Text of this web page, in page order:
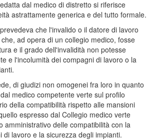
dal medico di distretto si riferisce
astrattamente generica e del tutto formale.
che l'invalido o il datore di lavoro
ad opera di un collegio medico, fosse
e il grado dell'invalidità non potesse
e l'incolumità dei compagni di lavoro o la
di giudizi non omogenei fra loro in quanto
medico competente verte sul profilo
della compatibilità rispetto alle mansioni
espresso dal Collegio medico verte
amministrativo delle compatibilità con la
di lavoro e la sicurezza degli impianti.